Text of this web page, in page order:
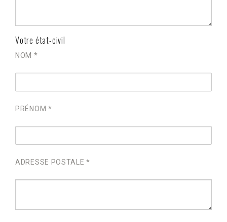
Votre état-civil
NOM *
PRÉNOM *
ADRESSE POSTALE *